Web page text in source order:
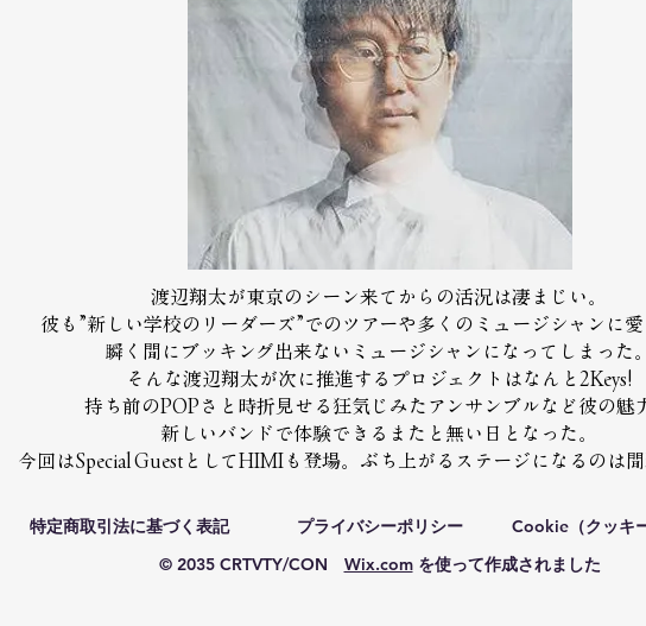
渡辺翔太が東京のシーン来てからの活況は凄まじい。
彼も”新しい学校のリーダーズ”でのツアーや多くのミュージシャンに
瞬く間にブッキング出来ないミュージシャンになってしまった
そんな渡辺翔太が次に推進するプロジェクトはなんと2Keys!
持ち前のPOPさと時折見せる狂気じみたアンサンブルなど彼の魅
新しいバンドで体験できるまたと無い日となった。
今回はSpecial GuestとしてHIMIも登場。ぶち上がるステージになるのは
特定商取引法に基づく表記 プライバシーポリシー
Cookie（クッキ
© 2035 CRTVTY/CON Wix.comを使って作成されました